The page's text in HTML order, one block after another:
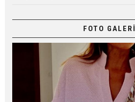
FOTO GALERİ